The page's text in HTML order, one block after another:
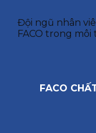
Đội ngũ nhân
FACO trong
FACO